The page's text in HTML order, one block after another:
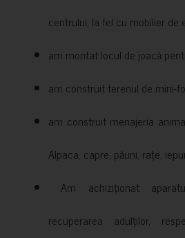
centrului, la fel cu mobilier de
am montat locul de joacă
am construit terenul de mini-
am construit menajeria
Alpaca, capre, păuni, rațe,
Am achiziționat
recuperarea adulților,